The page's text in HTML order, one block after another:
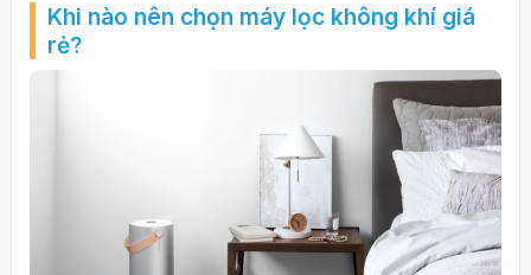
Khi nào nên chọn máy lọc không khí giá
rẻ?